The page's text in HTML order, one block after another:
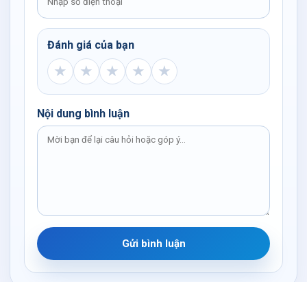
Đánh giá của bạn
★ ★ ★ ★ ★
Nội dung bình luận
Gửi bình luận